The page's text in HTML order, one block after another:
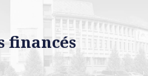
financés